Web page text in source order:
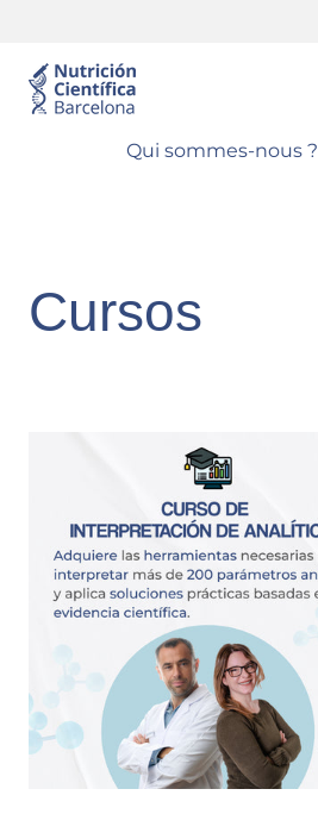
Qui sommes-nous ?
Cursos